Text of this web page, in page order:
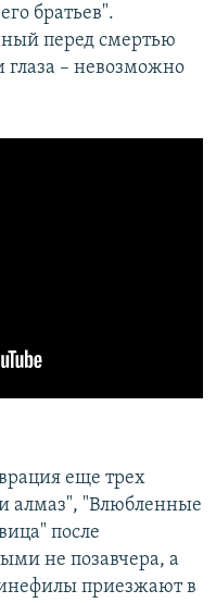
братьев".
перед смертью
глаза – невозможно
еще трех
алмаз", "Влюбленные
после
не позавчера, а
приезжают в